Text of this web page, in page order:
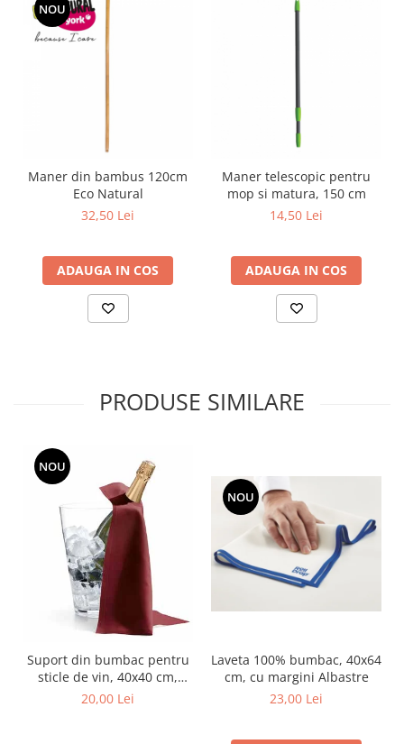
NOU
Maner din bambus 120cm
Eco Natural
32,50 Lei
ADAUGA IN COS
Maner telescopic pentru
mop si matura, 150 cm
14,50 Lei
ADAUGA IN COS
PRODUSE SIMILARE
NOU
Suport din bumbac pentru
sticle de vin, 40x40 cm,
diferite culori
20,00 Lei
NOU
Laveta 100% bumbac, 40x64
cm, cu margini Albastre
23,00 Lei